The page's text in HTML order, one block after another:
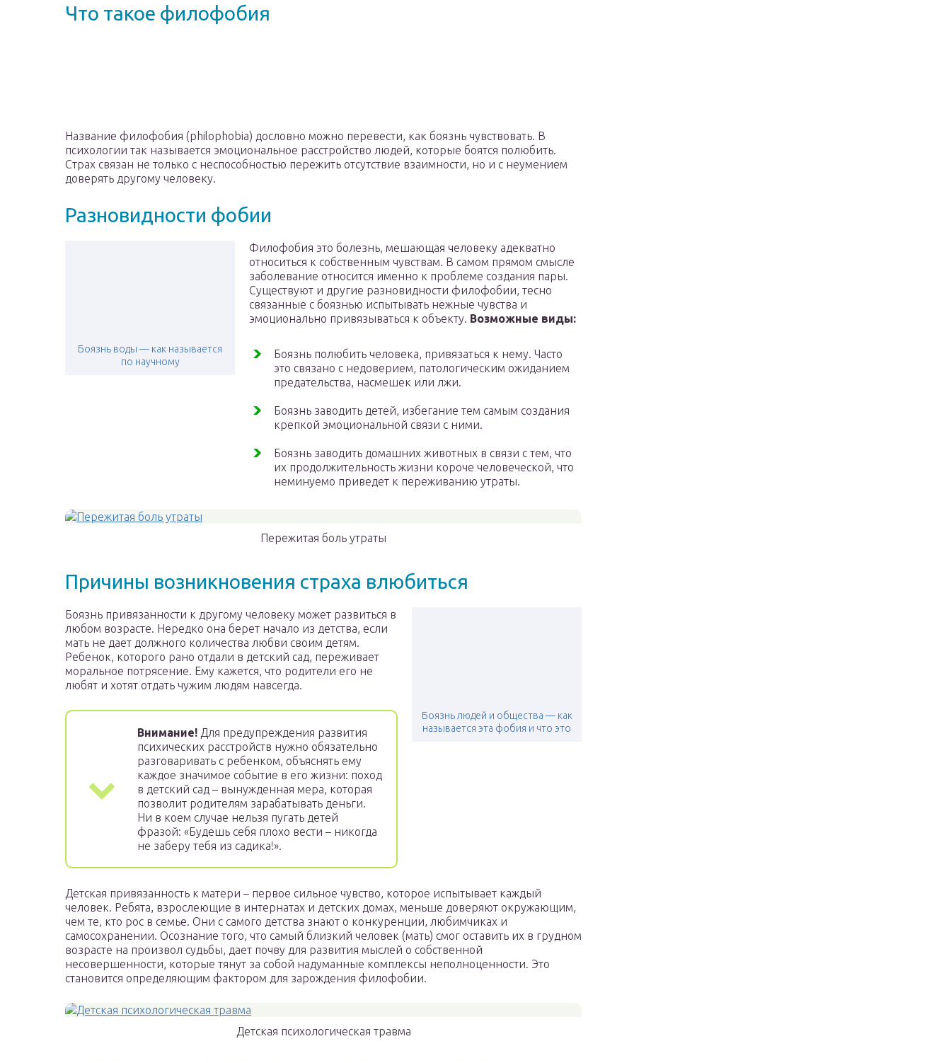
Что такое филофобия
Название филофобия (philophobia) дословно можно перевести, как боязнь чувствовать. В
психологии так называется эмоциональное расстройство людей, которые боятся полюбить.
Страх связан не только с неспособностью пережить отсутствие взаимности, но и с неумением
доверять другому человеку.
Разновидности фобии
Боязнь воды — как называется
по научному
Филофобия это болезнь, мешающая человеку адекватно
относиться к собственным чувствам. В самом прямом смысле
заболевание относится именно к проблеме создания пары.
Существуют и другие разновидности филофобии, тесно
связанные с боязнью испытывать нежные чувства и
эмоционально привязываться к объекту. Возможные виды:
Боязнь полюбить человека, привязаться к нему. Часто
это связано с недоверием, патологическим ожиданием
предательства, насмешек или лжи.
Боязнь заводить детей, избегание тем самым создания
крепкой эмоциональной связи с ними.
Боязнь заводить домашних животных в связи с тем, что
их продолжительность жизни короче человеческой, что
неминуемо приведет к переживанию утраты.
Пережитая боль утраты
Причины возникновения страха влюбиться
Боязнь людей и общества — как
называется эта фобия и что это
Боязнь привязанности к другому человеку может развиться в
любом возрасте. Нередко она берет начало из детства, если
мать не дает должного количества любви своим детям.
Ребенок, которого рано отдали в детский сад, переживает
моральное потрясение. Ему кажется, что родители его не
любят и хотят отдать чужим людям навсегда.
Внимание! Для предупреждения развития
психических расстройств нужно обязательно
разговаривать с ребенком, объяснять ему
каждое значимое событие в его жизни: поход
в детский сад – вынужденная мера, которая
позволит родителям зарабатывать деньги.
Ни в коем случае нельзя пугать детей
фразой: «Будешь себя плохо вести – никогда
не заберу тебя из садика!».
Детская привязанность к матери – первое сильное чувство, которое испытывает каждый
человек. Ребята, взрослеющие в интернатах и детских домах, меньше доверяют окружающим,
чем те, кто рос в семье. Они с самого детства знают о конкуренции, любимчиках и
самосохранении. Осознание того, что самый близкий человек (мать) смог оставить их в грудном
возрасте на произвол судьбы, дает почву для развития мыслей о собственной
несовершенности, которые тянут за собой надуманные комплексы неполноценности. Это
становится определяющим фактором для зарождения филофобии.
Детская психологическая травма